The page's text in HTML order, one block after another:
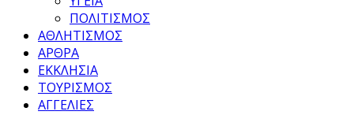
ΠΟΛΙΤΙΣΜΟΣ
ΑΘΛΗΤΙΣΜΟΣ
ΑΡΘΡΑ
ΕΚΚΛΗΣΙΑ
ΤΟΥΡΙΣΜΟΣ
ΑΓΓΕΛΙΕΣ